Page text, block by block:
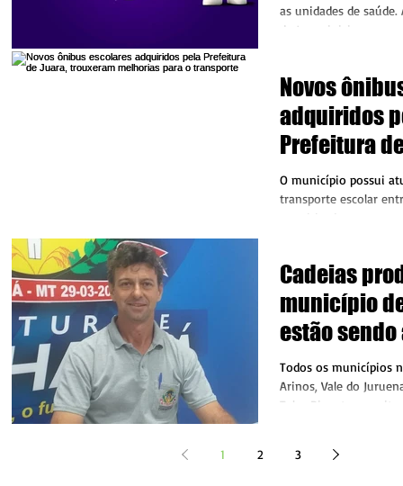
as unidades de saúde.
de Juara inicia em
Novos
adquiridos
Prefeitura
trouxeram
o transporte
O município possui
transporte escolar
Cadeias
município
estão
fomentadas
Todos os municípios
Arinos, Vale do
Teles Pires tem
1
2 3